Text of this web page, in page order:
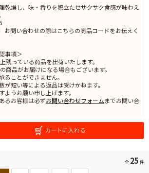
乾燥し、味・香りを際立たせサクサク食感が味わえ
問い合わせの際はこちらの商品コードをお伝えく
事項＞
っている商品を出荷いたします。
品がお届けになる場合もございます。
ことができません。
短い等による返品は受けかねます。
うお願い申し上げます。
るお客様は必ずお問い合わせフォームまでお問い合
全 25 件